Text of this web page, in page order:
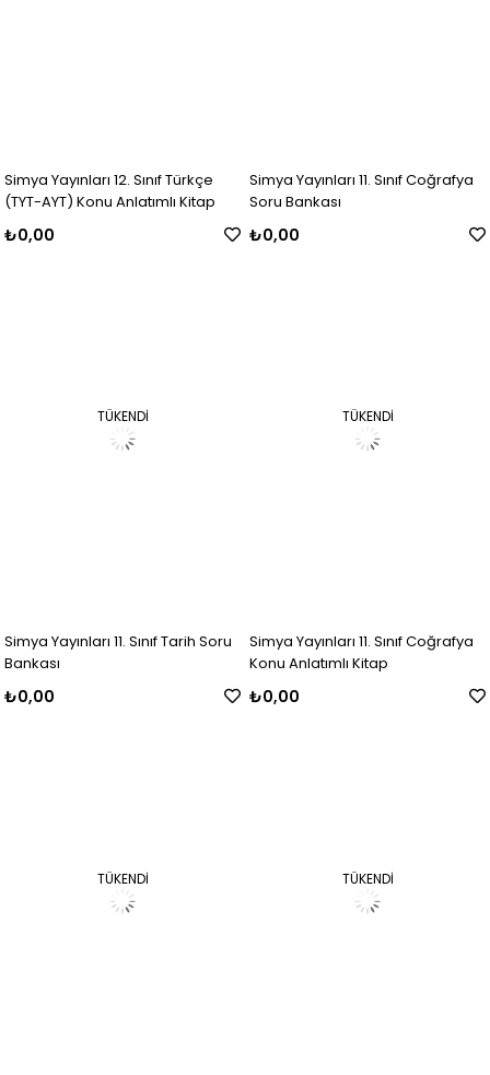
Simya Yayınları 12. Sınıf Türkçe
(TYT-AYT) Konu Anlatımlı Kitap
₺0,00
Simya Yayınları 11. Sınıf Coğrafya
Soru Bankası
₺0,00
TÜKENDI
Simya Yayınları 11. Sınıf Tarih Soru
Bankası
₺0,00
TÜKENDI
Simya Yayınları 11. Sınıf Coğrafya
Konu Anlatımlı Kitap
₺0,00
TÜKENDI TÜKENDI